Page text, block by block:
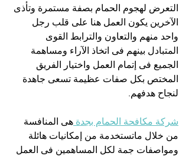
التعرض لهجوم الحمام بصفة مستمرة وتأذى
الآخرين يكون العمل هنا على قلب رجل
واحد منهم والتعاون والترابط القوى
المتبادل بينهم فى اتخاذ الآراء ومساهمة
الجميع فى إتمام العمل واختيار الفريق
المختص بكل صفات عظيمة تسعى جاهدة
لنجاح هدفهم.
شركة مكافحة الحمام بجدة هى المنافسة
من خلال ماتستخدمة من إمكانيات هائلة
ومواصفات جمة لكل المساهمين فى العمل